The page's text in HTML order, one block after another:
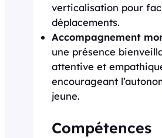
verticalisation pour
déplacements.
Accompagnement
une présence
attentive et
encourageant
jeune.
Compétences